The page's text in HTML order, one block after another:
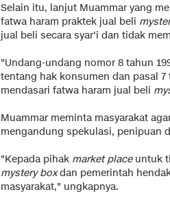
Selain itu, lanjut Muammar yang
fatwa haram praktek jual beli
jual beli secara syar'i dan tidak
"Undang-undang nomor 8 tahun
tentang hak konsumen dan pasal
mendasari fatwa haram jual beli
Muammar meminta masyarakat
mengandung spekulasi, penipuan
"Kepada pihak market placeuntuk
mystery boxdan pemerintah
masyarakat," ungkapnya.